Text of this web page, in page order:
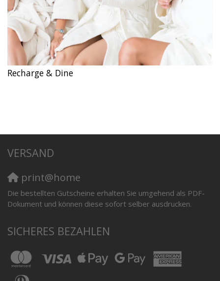
Recharge & Dine
VERSAND
print@home
Die bestellten Gutscheine erhalten Sie umgehend als PDF-
Dokument und können diese sofort selber ausdrucken.
SICHERES BEZAHLEN